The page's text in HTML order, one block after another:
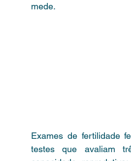
mede.
Exames de fertilidade
testes que avaliam